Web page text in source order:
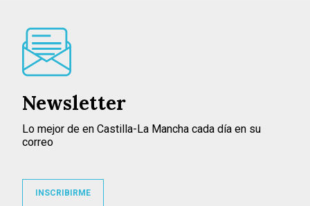
Newsletter
Lo mejor de en Castilla-La Mancha cada día en su
correo
INSCRIBIRME